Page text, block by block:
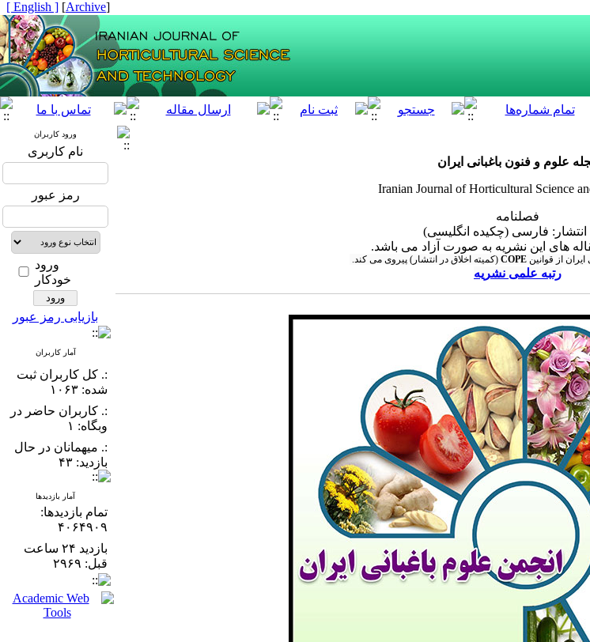
[
Archive
]
[ English ]
علوم و فنون باغبانی ایران
Iranian Journal of Horticultural Science
فصلنامه
انتشار: فارسی (چکیده انگلیسی)
های این نشریه به صورت آزاد می باشد.
از قوانینCOPE (کمیته اخلاق در انتشار) پیروی می کند.
رتبه علمی نشریه
ورود کاربران
نام کاربری
رمز عبور
ورود
خودکار
بازیابی رمز عبور
آمار کاربران
:. کل کاربران ثبت
شده: ۱۰۶۳
:. کاربران حاضر در
وبگاه: ۱
:. میهمانان در حال
بازدید: ۴۳
آمار بازدیدها
تمام بازدید‌ها:
۴۰۶۴۹۰۹
بازدید ۲۴ ساعت
قبل: ۲۹۶۹